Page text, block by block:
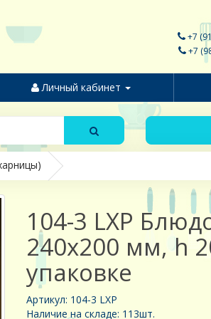
+7
+7
Личный кабинет
104-3 LXP
240х200 мм, h
упаковке
Артикул: 104-3 LXP
Наличие на складе: 113шт.